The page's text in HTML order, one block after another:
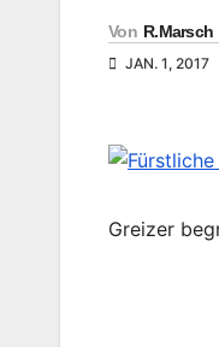
Von R.Marsch
JAN. 1, 2017
Greizer